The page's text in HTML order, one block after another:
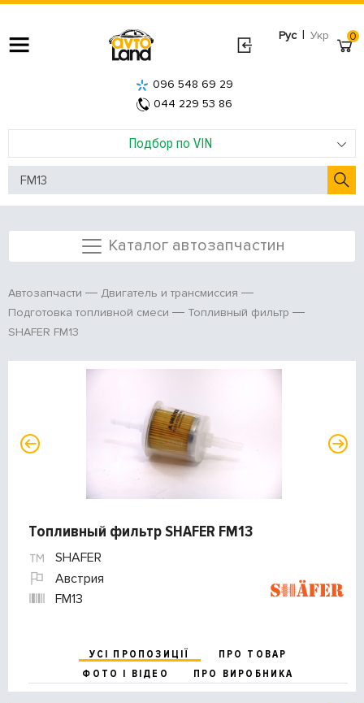
Рус | Укр
Подбор по VIN
096 548 69 29
044 229 53 86
0
Каталог автозапчастин
Автозапчасти
Двигатель и трансмиссия
Подготовка топливной смеси
Топливный фильтр
SHAFER FM13
Топливный фильтр SHAFER FM13
SHAFER
Австрия
FM13
УСІ ПРОПОЗИЦІЇ
ПРО ТОВАР
ФОТО І ВІДЕО
ПРО ВИРОБНИКА